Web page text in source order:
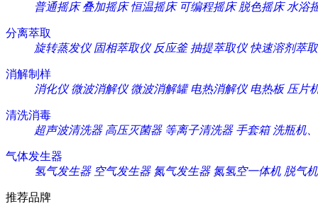
普通摇床 叠加摇床 恒温摇床 可编程摇床 脱色摇床 水浴
分离萃取
旋转蒸发仪 固相萃取仪 反应釜 抽提萃取仪 快速溶剂萃
消解制样
消化仪 微波消解仪 微波消解罐 电热消解仪 电热板 压片
清洗消毒
超声波清洗器 高压灭菌器 等离子清洗器 手套箱 洗瓶机
气体发生器
氢气发生器 空气发生器 氮气发生器 氮氢空一体机 脱气机
推荐品牌